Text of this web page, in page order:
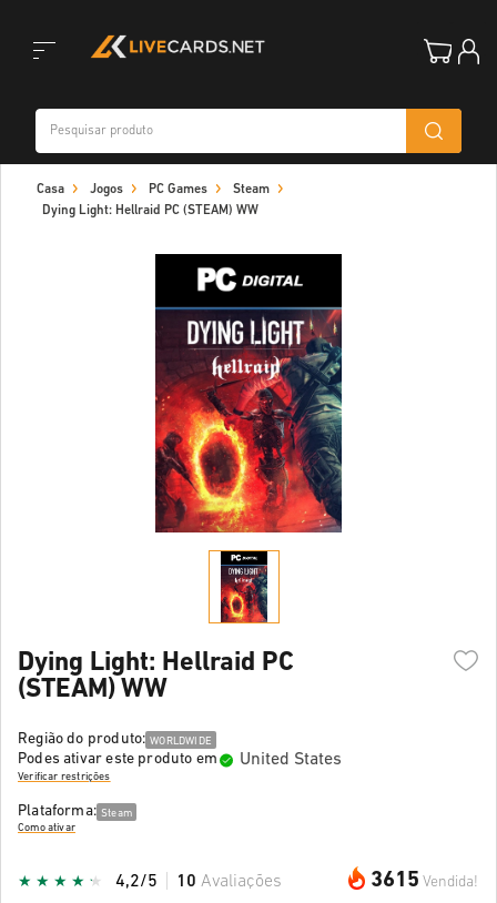
navigation
Casa Jogos PC Games
Steam
Dying Light: Hellraid PC (STEAM) WW
Dying Light: Hellraid PC
(STEAM) WW
Região do produto: WORLDWIDE
Podes ativar este produto em United States
Verificar restrições
Plataforma: Steam
Como ativar
3615 Vendida!
4,2/5 10 Avaliações